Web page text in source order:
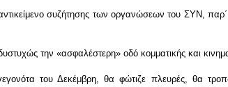
συζήτησης των οργανώσεων του ΣΥΝ,
την «ασφαλέστερη» οδό κομματικής και
του Δεκέμβρη, θα φώτιζε πλευρές, θα